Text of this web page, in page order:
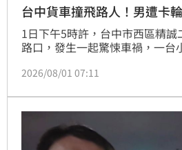
台中貨車撞飛路人！男遭卡
1日下午5時許，台中市西區精
路口，發生一起驚悚車禍，一台
胎還輾壓過去，遭撞的男子卡在
場。消防員趕抵後，利用千斤頂
的男子，緊急送往中國附醫，詳
2026/08/01 07:11